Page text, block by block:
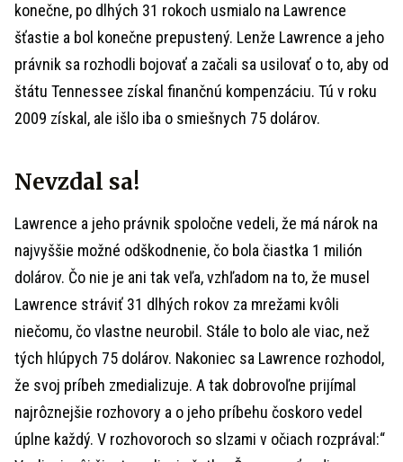
konečne, po dlhých 31 rokoch usmialo na Lawrence
šťastie a bol konečne prepustený. Lenže Lawrence a jeho
právnik sa rozhodli bojovať a začali sa usilovať o to, aby od
štátu Tennessee získal finančnú kompenzáciu. Tú v roku
2009 získal, ale išlo iba o smiešnych 75 dolárov.
Nevzdal sa!
Lawrence a jeho právnik spoločne vedeli, že má nárok na
najvyššie možné odškodnenie, čo bola čiastka 1 milión
dolárov. Čo nie je ani tak veľa, vzhľadom na to, že musel
Lawrence stráviť 31 dlhých rokov za mrežami kvôli
niečomu, čo vlastne neurobil. Stále to bolo ale viac, než
tých hlúpych 75 dolárov. Nakoniec sa Lawrence rozhodol,
že svoj príbeh zmedializuje. A tak dobrovoľne prijímal
najrôznejšie rozhovory a o jeho príbehu čoskoro vedel
úplne každý. V rozhovoroch so slzami v očiach rozprával:“